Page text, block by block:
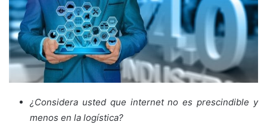
¿Considera usted que internet no es prescindible y
menos en la logística?